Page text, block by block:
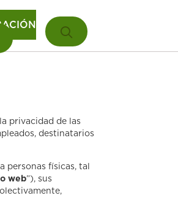
privacidad de las
destinatarios
personas físicas, tal
web”), sus